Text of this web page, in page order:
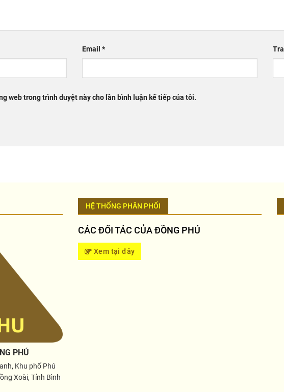
Email*
web trong trình duyệt này cho lần bình luận kế tiếp của tôi.
PHÚ
Khu phố Phú
Xoài, Tỉnh Bình
HỆ THỐNG PHÂN PHỐI
CÁC ĐỐI TÁC CỦA ĐỒNG PHÚ
Xem tại đây